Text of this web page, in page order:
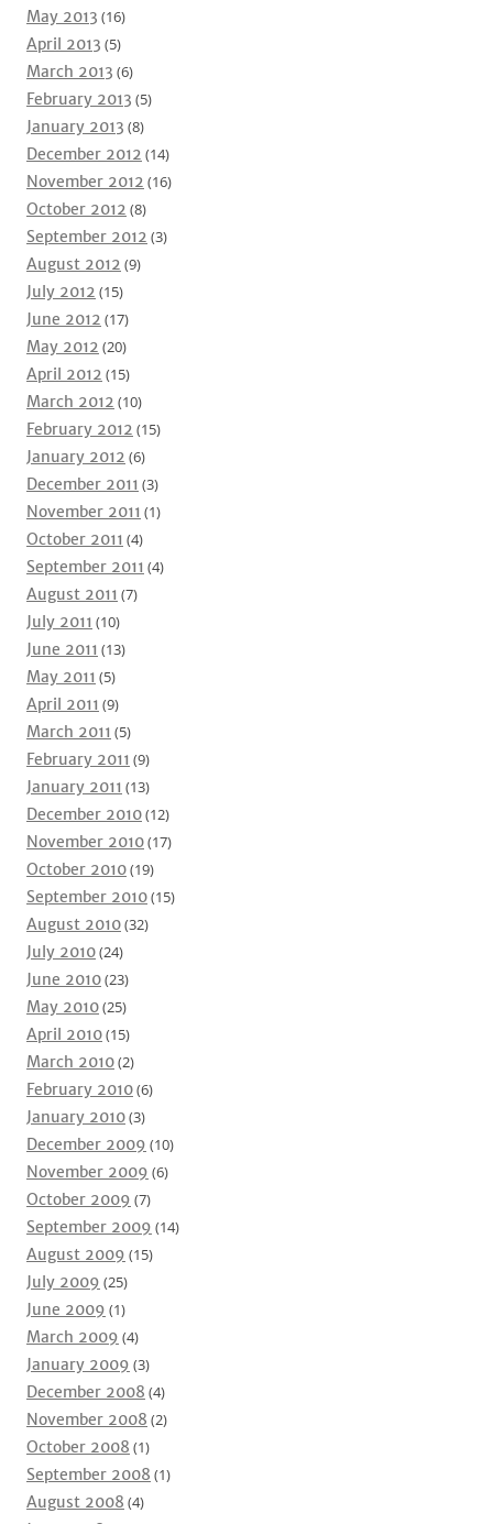
May 2013 (16)
April 2013 (5)
March 2013 (6)
February 2013 (5)
January 2013 (8)
December 2012 (14)
November 2012 (16)
October 2012 (8)
September 2012 (3)
August 2012 (9)
July 2012 (15)
June 2012 (17)
May 2012 (20)
April 2012 (15)
March 2012 (10)
February 2012 (15)
January 2012 (6)
December 2011 (3)
November 2011 (1)
October 2011 (4)
September 2011 (4)
August 2011 (7)
July 2011 (10)
June 2011 (13)
May 2011 (5)
April 2011 (9)
March 2011 (5)
February 2011 (9)
January 2011 (13)
December 2010(12)
November 2010(17)
October 2010(19)
September 2010(15)
August 2010(32)
July 2010(24)
June 2010(23)
May 2010(25)
April 2010(15)
March 2010(2)
February 2010(6)
January 2010(3)
December 2009 (10)
November 2009 (6)
October 2009 (7)
September 2009 (14)
August 2009 (15)
July 2009 (25)
June 2009 (1)
March 2009 (4)
January 2009 (3)
December 2008 (4)
November 2008 (2)
October 2008 (1)
September 2008 (1)
August 2008 (4)